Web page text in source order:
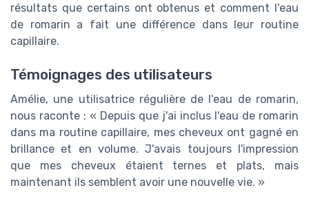
résultats que certains ont obtenus et comment l'eau
de romarin a fait une différence dans leur routine
capillaire.
Témoignages des utilisateurs
Amélie, une utilisatrice régulière de l'eau de romarin,
nous raconte : « Depuis que j'ai inclus l'eau de romarin
dans ma routine capillaire, mes cheveux ont gagné en
brillance et en volume. J'avais toujours l'impression
que mes cheveux étaient ternes et plats, mais
maintenant ils semblent avoir une nouvelle vie. »